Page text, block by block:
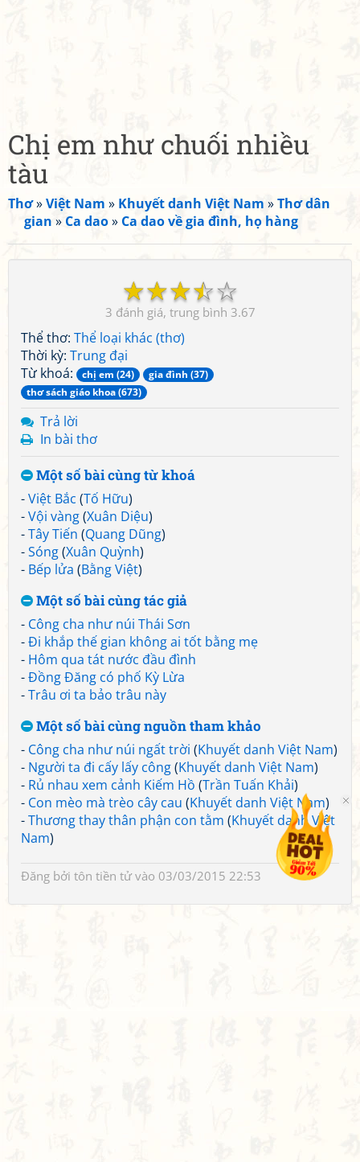
Chị em như chuối nhiều
tàu
Thơ»Việt Nam » Khuyết danh Việt Nam »Thơ dân
gian » Ca dao» Ca dao về gia đình, họ hàng
☆
☆
☆
☆
☆
3 3.67
Thể thơ: Thể loại khác (thơ)
Thời kỳ: Trung đại
Từ khoá:
chị em (24)
gia đình (37)
thơ sách giáo khoa (673)
Trả lời
In bài thơ
Một số bài cùng từ khoá
-Việt Bắc (Tố Hữu)
-Vội vàng(Xuân Diệu)
-Tây Tiến (Quang Dũng)
-Sóng(Xuân Quỳnh)
- Bếp lửa (Bằng Việt)
Một số bài cùng tác giả
- Công cha như núi Thái Sơn
-Đi khắp thế gian không ai tốt bằng mẹ
- Hôm qua tát nước đầu đình
-Đồng Đăng có phố Kỳ Lừa
-Trâu ơi ta bảo trâu này
Một số bài cùng nguồn tham khảo
- Công cha như núi ngất trời (Khuyết danh Việt Nam)
- Người ta đi cấy lấy công(Khuyết danh Việt Nam)
- Rủ nhau xem cảnh Kiếm Hồ (Trần Tuấn Khải)
- Con mèo mà trèo cây cau (Khuyết danh Việt Nam)
-Thương thay thân phận con tằm (Khuyết danh Việt
Nam)
Đăng bởi tôn tiền tửvào 03/03/2015 22:53